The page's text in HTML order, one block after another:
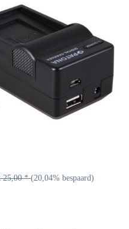
25,00 *(20,04% bespaard)